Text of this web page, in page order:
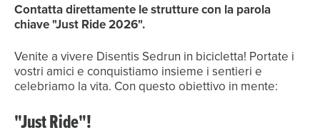
Contatta direttamente le strutture con la parola
chiave "Just Ride 2026".
Venite a vivere Disentis Sedrun in bicicletta! Portate i
vostri amici e conquistiamo insieme i sentieri e
celebriamo la vita. Con questo obiettivo in mente:
"Just Ride"!